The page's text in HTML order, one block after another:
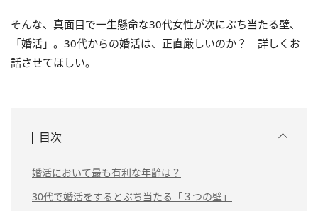
そんな、真面目で一生懸命な30代女性が次にぶち当たる壁、
「婚活」。30代からの婚活は、正直厳しいのか？ 詳しくお
話させてほしい。
目次
婚活において最も有利な年齢は？
30代で婚活をするとぶち当たる「３つの壁」